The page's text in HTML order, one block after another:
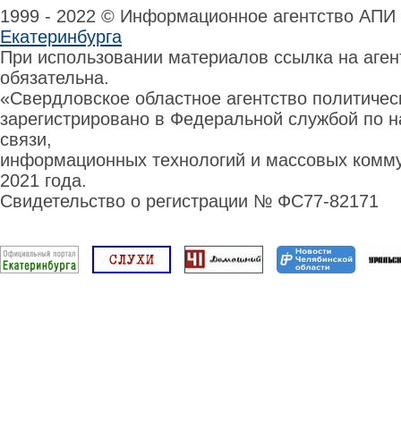
1999 - 2022 © Информационное агентство
Екатеринбурга
При использовании материалов ссылка на
обязательна.
«Свердловское областное агентство
зарегистрировано в Федеральной службой по
связи,
информационных технологий и массовых
2021 года.
Свидетельство о регистрации № ФС77-82171